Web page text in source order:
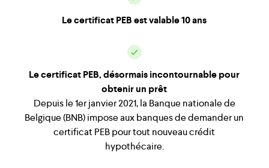
Le certificat PEB est valable 10 ans
Le certificat PEB, désormais incontournable pour
obtenir un prêt
Depuis le 1er janvier 2021, la Banque nationale de
Belgique (BNB) impose aux banques de demander un
certificat PEB pour tout nouveau crédit
hypothécaire.